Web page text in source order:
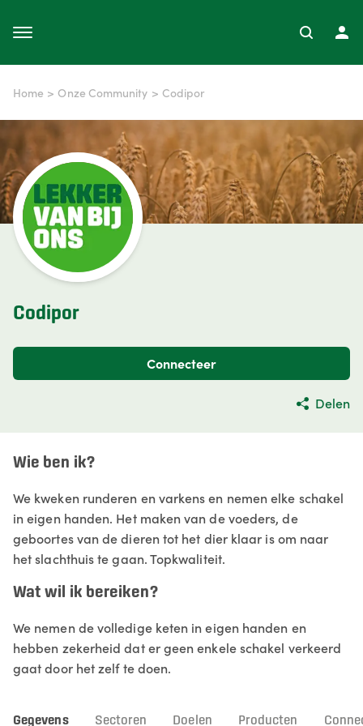
Home > Onze Community > Codipor
Codipor
Connecteer
Delen
Wie ben ik?
We kweken runderen en varkens en nemen elke schakel
in eigen handen. Het maken van de voeders, de
geboortes van de dieren tot het dier klaar is om naar
het slachthuis te gaan. Topkwaliteit.
Wat wil ik bereiken?
We nemen de volledige keten in eigen handen en
hebben zekerheid dat er geen enkele schakel verkeerd
gaat door het zelf te doen.
Gegevens Sectoren Doelen Producten